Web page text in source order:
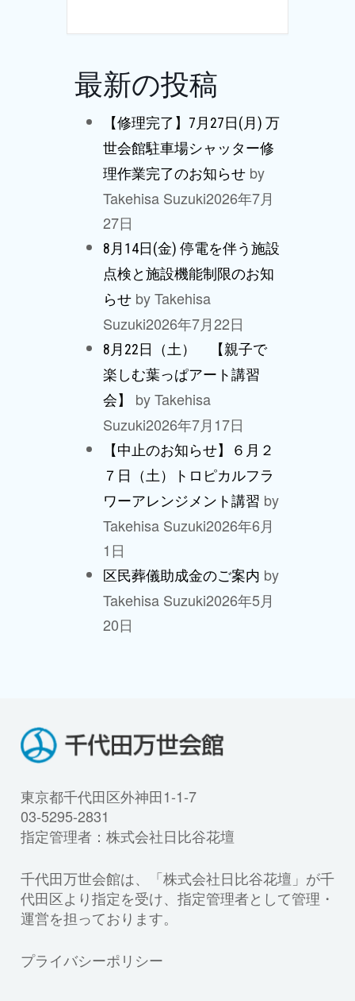
最新の投稿
【修理完了】7月27日(月) 万
世会館駐車場シャッター修
理作業完了のお知らせ by
Takehisa Suzuki2026年7月
27日
8月14日(金) 停電を伴う施設
点検と施設機能制限のお知
らせ by Takehisa
Suzuki2026年7月22日
8月22日（土） 【親子で
楽しむ葉っぱアート講習
会】
by Takehisa
Suzuki2026年7月17日
【中止のお知らせ】６月２
７日（土）トロピカルフラ
ワーアレンジメント講習 by
Takehisa Suzuki2026年6月
1日
区民葬儀助成金のご案内 by
Takehisa Suzuki2026年5月
20日
東京都千代田区外神田1-1-7
03-5295-2831
指定管理者：株式会社日比谷花壇
千代田万世会館は、「株式会社日比谷花壇」が千
代田区より指定を受け、指定管理者として管理・
運営を担っております。
プライバシーポリシー